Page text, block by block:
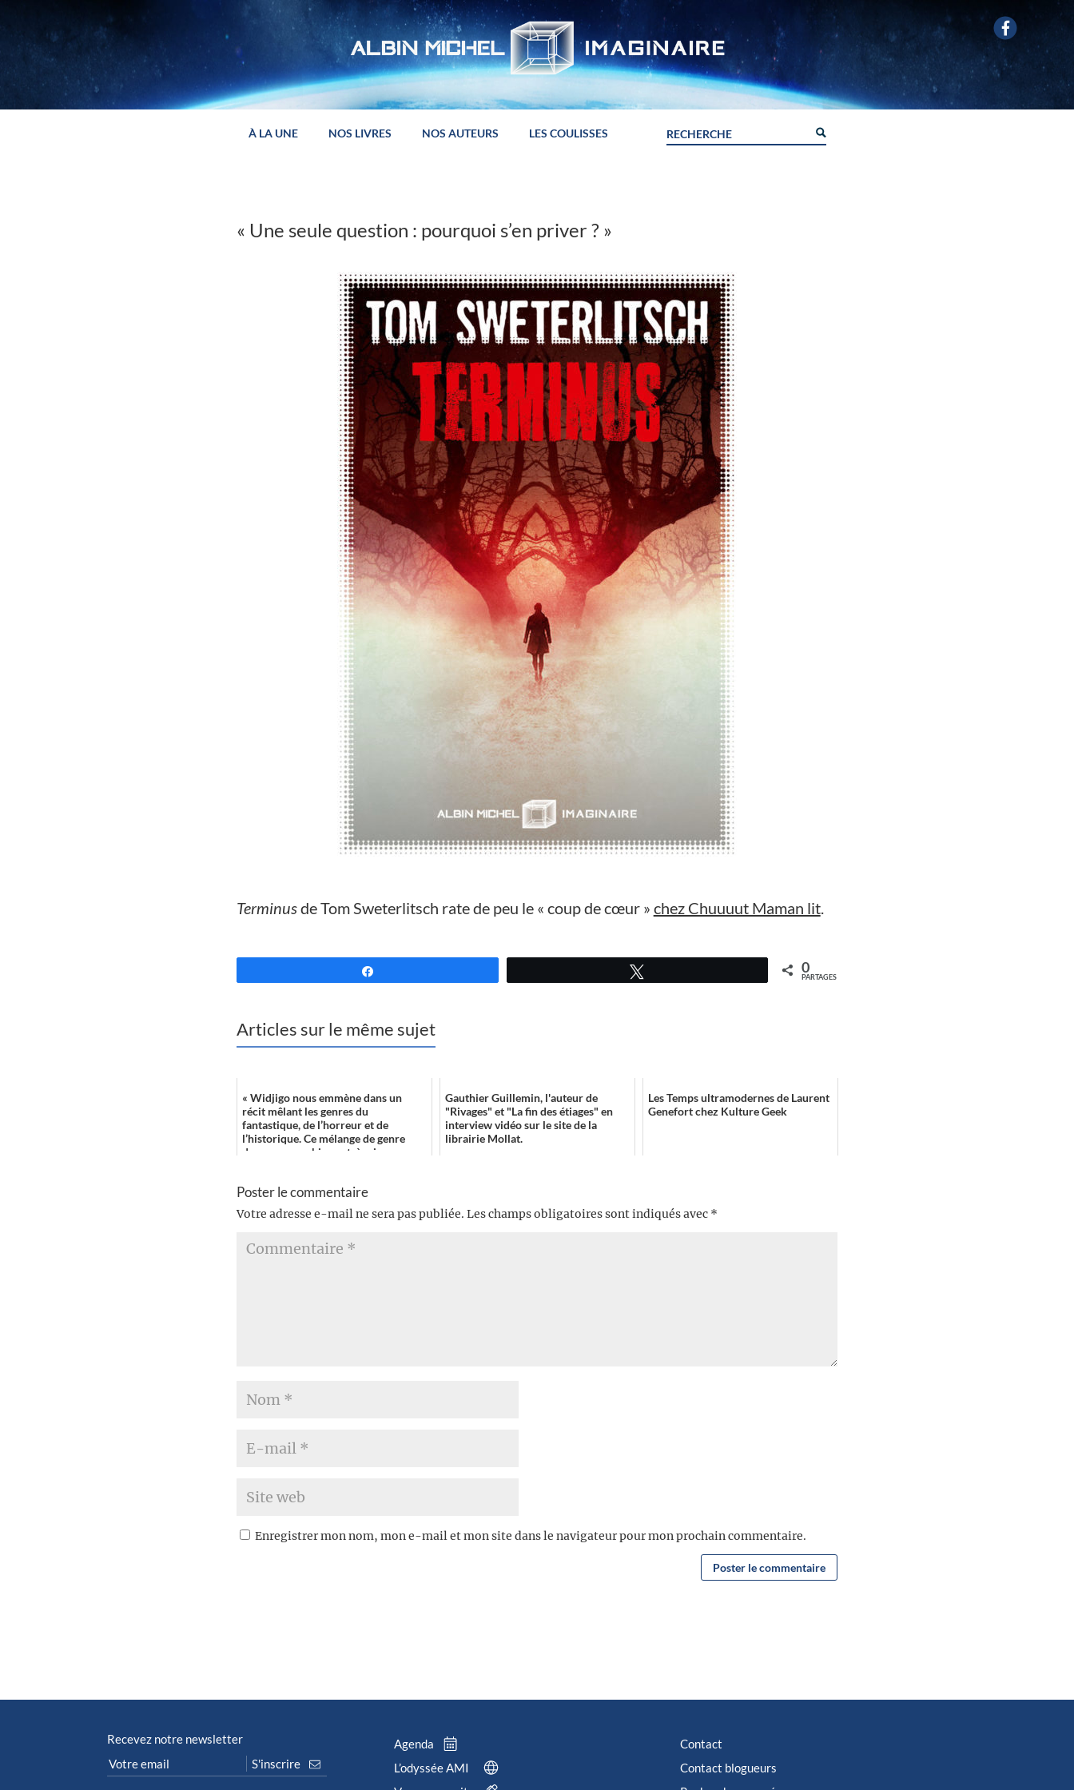
À LA UNE NOS LIVRES NOS AUTEURS LES COULISSES
« Une seule question : pourquoi s’en priver ? »
Terminusde Tom Sweterlitsch rate de peu le « coup de cœur » chez Chuuuut Maman lit.
0
PARTAGES
Articles sur le même sujet
« Widjigo nous emmène dans un
récit mêlant les genres du
fantastique, de l’horreur et de
l’historique. Ce mélange de genre
donne une ambiance très sin...
Gauthier Guillemin, l'auteur de
"Rivages" et "La fin des étiages" en
interview vidéo sur le site de la
librairie Mollat.
Les Temps ultramodernes de Laurent
Genefort chez Kulture Geek
Poster le commentaire
Votre adresse e-mail ne sera pas publiée. Les champs obligatoires sont indiqués avec *
Enregistrer mon nom, mon e-mail et mon site dans le navigateur pour mon prochain commentaire.
Recevez notre newsletter
Agenda
L’odyssée AMI
Contact
Contact blogueurs